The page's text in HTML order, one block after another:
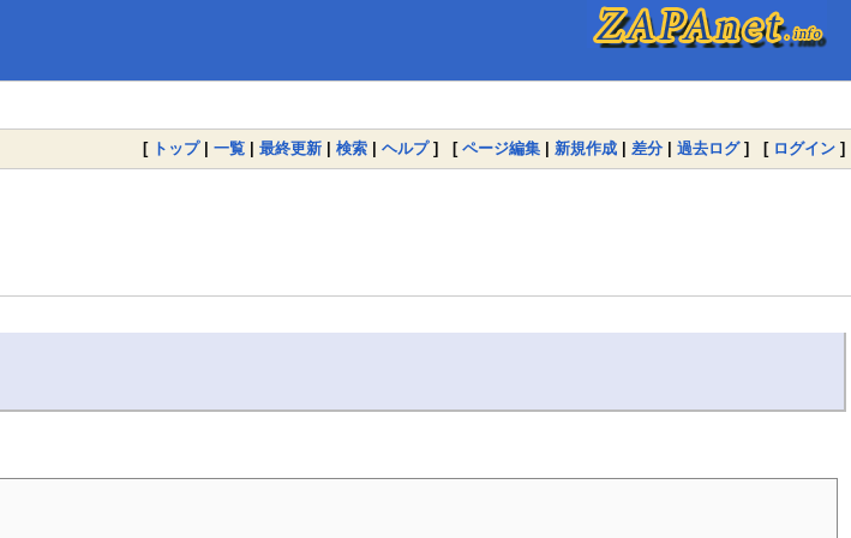
[ トップ| 一覧 | 最終更新 | 検索 | ヘルプ] [ ページ編集 | 新規作成 | 差分 | 過去ログ] [ ログイン ]